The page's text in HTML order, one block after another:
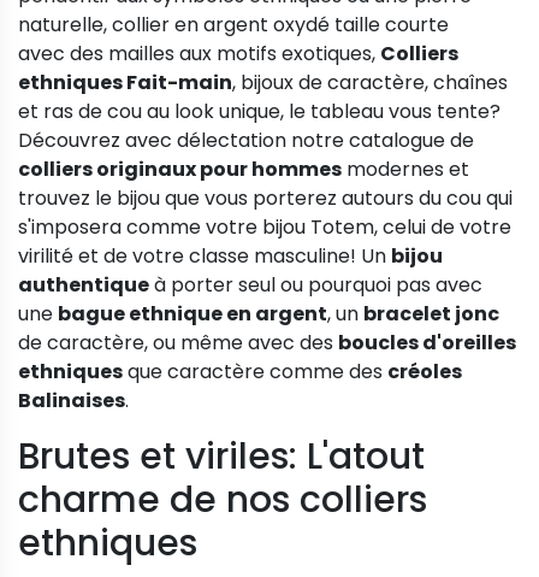
naturelle, collier en argent oxydé taille courte
avec des mailles aux motifs exotiques, Colliers
ethniques Fait-main, bijoux de caractère, chaînes
et ras de cou au look unique, le tableau vous tente?
Découvrez avec délectation notre catalogue de
colliers originaux pour hommes modernes et
trouvez le bijou que vous porterez autours du cou qui
s'imposera comme votre bijou Totem, celui de votre
virilité et de votre classe masculine! Un bijou
authentiqueà porter seul ou pourquoi pas avec
une bague ethnique en argent, un bracelet jonc
de caractère, ou même avec des boucles d'oreilles
ethniquesque caractère comme des créoles
Balinaises.
Brutes et viriles: L'atout
charme de nos colliers
ethniques